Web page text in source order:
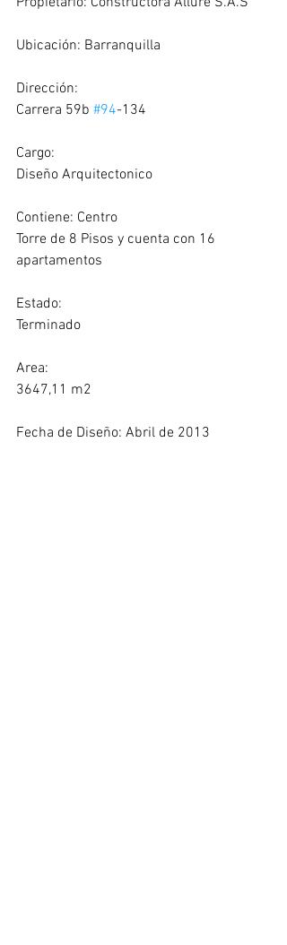
Ubicación: Barranquilla
Dirección:
Carrera 59b #94-134
Cargo:
Diseño Arquitectonico
Contiene: Centro
Torre de 8 Pisos y cuenta con 16
apartamentos
Estado:
Terminado
Area:
3647,11 m2
Fecha de Diseño: Abril de 2013